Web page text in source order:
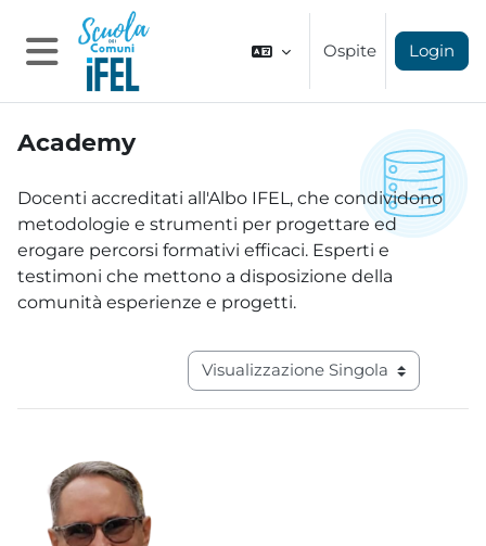
Vai al contenuto principale
Pannello laterale
Ospite Login
Academy
Docenti accreditati all'Albo IFEL, che condividono
metodologie e strumenti per progettare ed
erogare percorsi formativi efficaci. Esperti e
testimoni che mettono a disposizione della
comunità esperienze e progetti.
Navigazione terziaria modalità